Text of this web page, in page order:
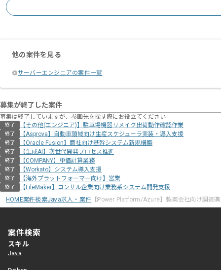
他の案件を見る
サーバーエンジニアの案件一覧
募集が終了した案件
募集は終了していますが、参画先を探す際にお役立てください
終了 【その他(エンジニア)】駐車場機器リメイク出荷動作確認作業
終了 【Asprova】自動車領域向け生産スケジューラ実装・導入支援
終了 【Oracle Fusion】商社向け基幹システム新規構築
終了 【生成AI】次世代開発プロセス推進
終了 【COMPANY】単価計算業務
終了 【Workato】システム導入支援
終了 【海外プラットフォーマー向け】営業
終了
【FileMaker】コンサル企業向け業務系システム開発支援
HOME案件検索Java求人・案件 【Power Platform/Azure】製薬会社向け調達
案件検索
スキル
Java